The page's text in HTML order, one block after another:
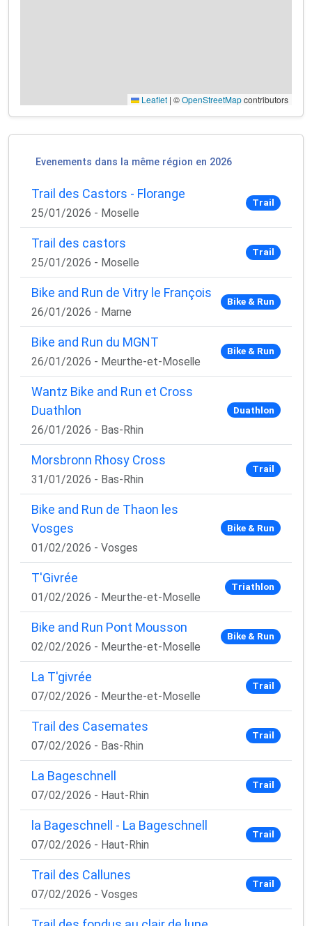
×
🚴‍♂️ Rejoignez la communauté des coureurs
et triathlètes passionnés
Rejoignez des milliers de sportifs passionnés et
recevez chaque mois :
✅ Des conseils d'entraînement exclusifs
✅ Des astuces de pros pour progresser plus vite
✅ Descodes promo et bons plans
1 email / mois. Zéro spam. 100 % utile.
Email
moment.
Leaflet | ©OpenStreetMapcontributors
Evenements dans la même région en 2026
Trail des Castors - Florange
25/01/2026 - Moselle
Trail
Trail des castors
25/01/2026 - Moselle
Trail
Bike and Run de Vitry le François
26/01/2026 - Marne
Bike & Run
Bike and Run du MGNT
26/01/2026 - Meurthe-et-Moselle
Bike & Run
Wantz Bike and Run et Cross
Duathlon
26/01/2026 - Bas-Rhin
Duathlon
Morsbronn Rhosy Cross
31/01/2026 - Bas-Rhin
Trail
Bike and Run de Thaon les
Vosges
01/02/2026 - Vosges
Bike & Run
T'Givrée
01/02/2026 - Meurthe-et-Moselle
Triathlon
Bike and Run Pont Mousson
02/02/2026 - Meurthe-et-Moselle
Bike & Run
La T'givrée
07/02/2026 - Meurthe-et-Moselle
Trail
Trail des Casemates
07/02/2026 - Bas-Rhin
Trail
La Bageschnell
07/02/2026 - Haut-Rhin
Trail
la Bageschnell - La Bageschnell
07/02/2026 - Haut-Rhin
Trail
Trail des Callunes
07/02/2026 - Vosges
Trail